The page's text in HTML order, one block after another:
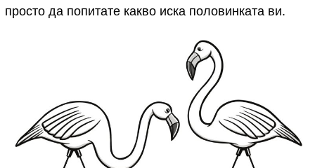
просто да попитате какво иска половинката ви.